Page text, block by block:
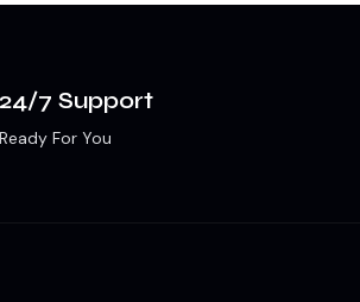
24/7 Support
Ready For You